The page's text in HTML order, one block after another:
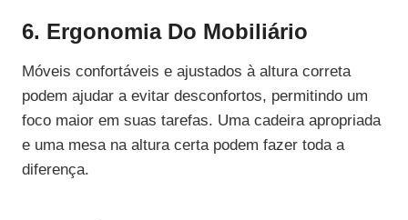
6. Ergonomia Do Mobiliário
Móveis confortáveis e ajustados à altura correta
podem ajudar a evitar desconfortos, permitindo um
foco maior em suas tarefas. Uma cadeira apropriada
e uma mesa na altura certa podem fazer toda a
diferença.